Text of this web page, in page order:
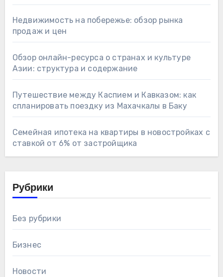
Недвижимость на побережье: обзор рынка
продаж и цен
Обзор онлайн-ресурса о странах и культуре
Азии: структура и содержание
Путешествие между Каспием и Кавказом: как
спланировать поездку из Махачкалы в Баку
Семейная ипотека на квартиры в новостройках с
ставкой от 6% от застройщика
Рубрики
Без рубрики
Бизнес
Новости